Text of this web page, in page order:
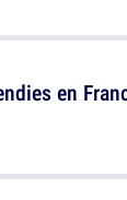
en